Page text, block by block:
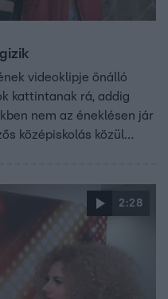
videoklipje önálló
kattintanak rá, addig
nem az éneklésen jár
középiskolás közül…
2:28